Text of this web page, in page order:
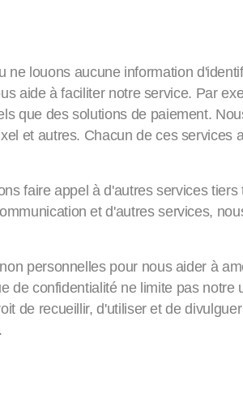
ne louons aucune information
aide à faciliter notre service. Par
que des solutions de paiement.
et autres. Chacun de ces services
faire appel à d'autres services
et d'autres services,
personnelles pour nous aider à
de confidentialité ne limite pas
de recueillir, d'utiliser et de